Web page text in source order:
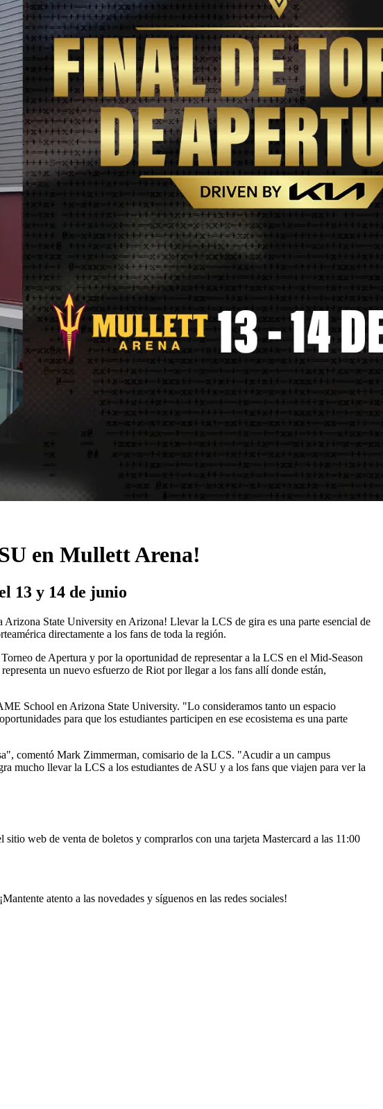
en Mullett Arena!
13 y 14 de junio
State University en Arizona! Llevar la LCS de gira es una parte esencial de
directamente a los fans de toda la región.
de Apertura y por la oportunidad de representar a la LCS en el Mid-Season
un nuevo esfuerzo de Riot por llegar a los fans allí donde están,
School en Arizona State University. "Lo consideramos tanto un espacio
para que los estudiantes participen en ese ecosistema es una parte
comentó Mark Zimmerman, comisario de la LCS. "Acudir a un campus
mucho llevar la LCS a los estudiantes de ASU y a los fans que viajen para ver la
web de venta de boletos y comprarlos con una tarjeta Mastercard a las 11:00
atento a las novedades y síguenos en las redes sociales!